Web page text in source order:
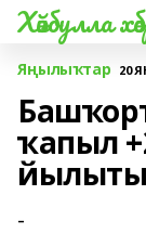
Хәйбулла
Яңылыҡтар 20
ҡапыл
-